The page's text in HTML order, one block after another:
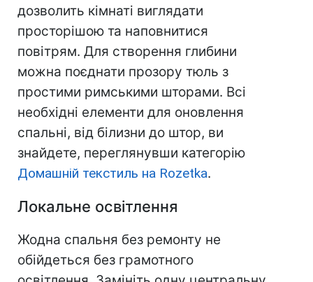
дозволить кімнаті виглядати
просторішою та наповнитися
повітрям. Для створення глибини
можна поєднати прозору тюль з
простими римськими шторами. Всі
необхідні елементи для оновлення
спальні, від білизни до штор, ви
знайдете, переглянувши категорію
Домашній текстиль на Rozetka.
Локальне освітлення
Жодна спальня без ремонту не
обійдеться без грамотного